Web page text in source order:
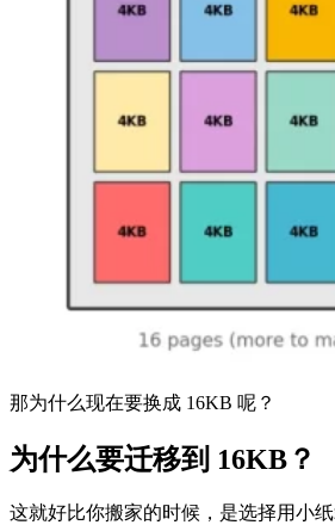
那为什么现在要换成 16KB 呢？
为什么要迁移到 16KB？
这就好比你搬家的时候，是选择用小